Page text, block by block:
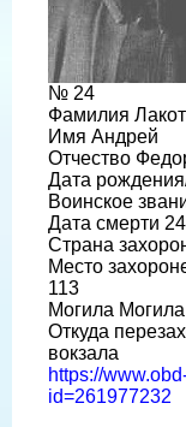
№ 24
Фамилия
Имя Андрей
Отчество
Дата
Воинское
Дата смерти
Страна
Место
113
Могила
Откуда
вокзала
https://
id=261977232